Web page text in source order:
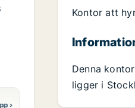
Kontor att
Denna
ligger i